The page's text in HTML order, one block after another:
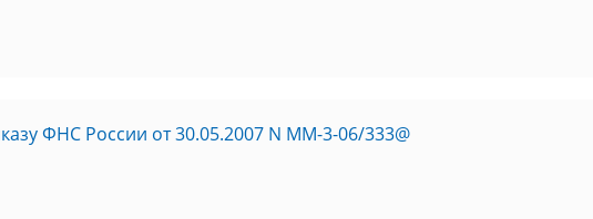
ФНС России от 30.05.2007 N ММ-3-06/333@